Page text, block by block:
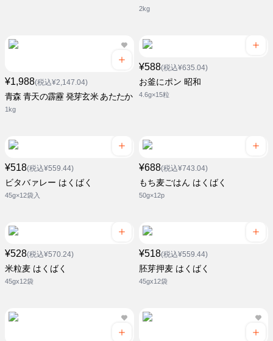
2kg
¥1,988(税込¥2,147.04)
青森 青天の霹靂 発芽玄米 あたたか
1kg
¥588(税込¥635.04)
お釜にポン 昭和
4.6g×15粒
¥518(税込¥559.44)
ビタバァレー はくばく
45g×12袋入
¥688(税込¥743.04)
もち麦ごはん はくばく
50g×12p
¥528(税込¥570.24)
米粒麦 はくばく
45gx12袋
¥518(税込¥559.44)
胚芽押麦 はくばく
45gx12袋